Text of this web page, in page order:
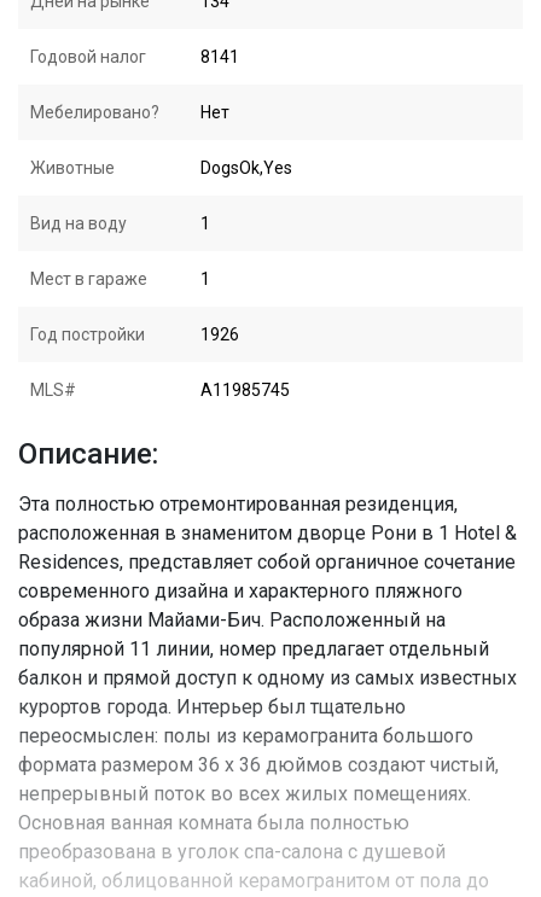
Годовой налог 8141
Мебелировано? Нет
Животные DogsOk,Yes
Вид на воду 1
Мест в гараже 1
Год постройки 1926
MLS# A11985745
Описание:
Эта полностью отремонтированная резиденция,
расположенная в знаменитом дворце Рони в 1 Hotel &
Residences, представляет собой органичное сочетание
современного дизайна и характерного пляжного
образа жизни Майами-Бич. Расположенный на
популярной 11 линии, номер предлагает отдельный
балкон и прямой доступ к одному из самых известных
курортов города. Интерьер был тщательно
переосмыслен: полы из керамогранита большого
формата размером 36 x 36 дюймов создают чистый,
непрерывный поток во всех жилых помещениях.
Основная ванная комната была полностью
преобразована в уголок спа-салона с душевой
кабиной, облицованной керамогранитом от пола до